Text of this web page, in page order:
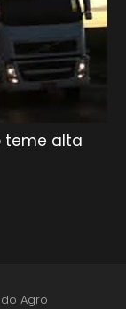
teme alta
Agro